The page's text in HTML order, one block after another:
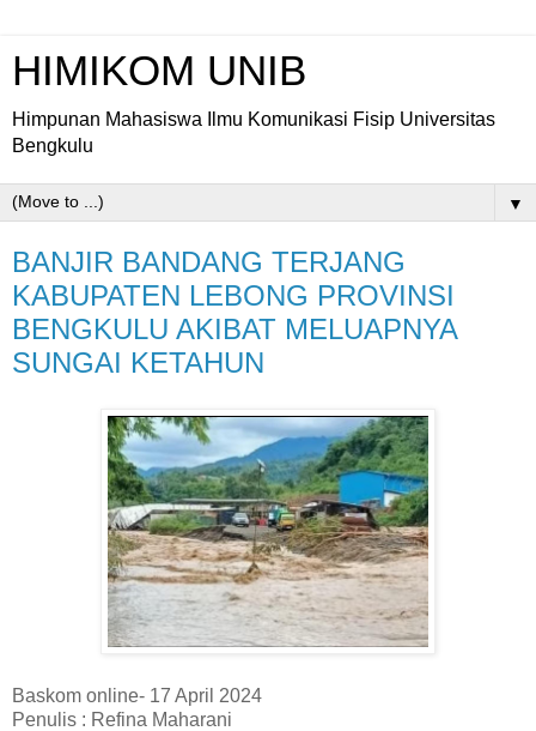
HIMIKOM UNIB
Himpunan Mahasiswa Ilmu Komunikasi Fisip Universitas
Bengkulu
▼
BANJIR BANDANG TERJANG
KABUPATEN LEBONG PROVINSI
BENGKULU AKIBAT MELUAPNYA
SUNGAI KETAHUN
Baskom online- 17 April 2024
Penulis : Refina Maharani